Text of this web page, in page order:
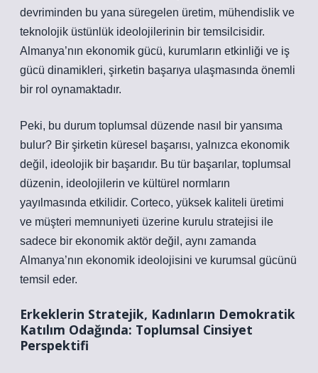
devriminden bu yana süregelen üretim, mühendislik ve
teknolojik üstünlük ideolojilerinin bir temsilcisidir.
Almanya’nın ekonomik gücü, kurumların etkinliği ve iş
gücü dinamikleri, şirketin başarıya ulaşmasında önemli
bir rol oynamaktadır.
Peki, bu durum toplumsal düzende nasıl bir yansıma
bulur? Bir şirketin küresel başarısı, yalnızca ekonomik
değil, ideolojik bir başarıdır. Bu tür başarılar, toplumsal
düzenin, ideolojilerin ve kültürel normların
yayılmasında etkilidir. Corteco, yüksek kaliteli üretimi
ve müşteri memnuniyeti üzerine kurulu stratejisi ile
sadece bir ekonomik aktör değil, aynı zamanda
Almanya’nın ekonomik ideolojisini ve kurumsal gücünü
temsil eder.
Erkeklerin Stratejik, Kadınların Demokratik
Katılım Odağında: Toplumsal Cinsiyet
Perspektifi